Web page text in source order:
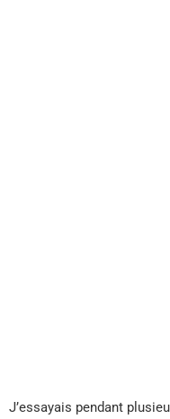
J’essayais pendant